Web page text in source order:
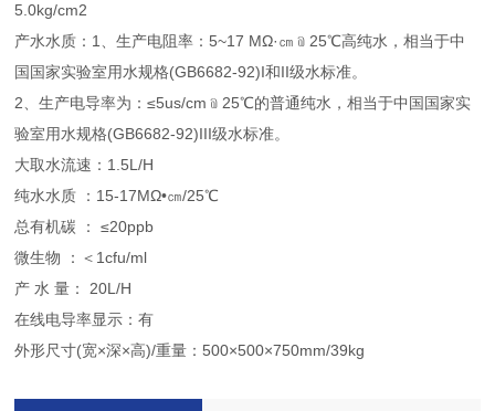
5.0kg/cm2
产水水质：1、生产电阻率：5~17 MΩ·㎝﹫25℃高纯水，相当于中
国国家实验室用水规格(GB6682-92)I和II级水标准。
2、生产电导率为：≤5us/cm﹫25℃的普通纯水，相当于中国国家实
验室用水规格(GB6682-92)III级水标准。
大取水流速：1.5L/H
纯水水质 ：15-17MΩ•㎝/25℃
总有机碳 ： ≤20ppb
微生物 ：＜1cfu/ml
产 水 量： 20L/H
在线电导率显示：有
外形尺寸(宽×深×高)/重量：500×500×750mm/39kg